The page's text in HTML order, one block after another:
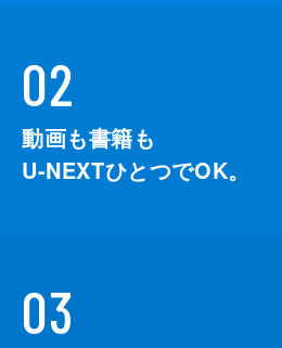
02
動画も書籍も
U-NEXTひとつでOK。
03